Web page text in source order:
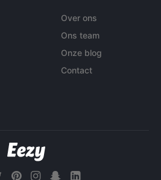
Over ons
Ons team
Onze blog
Contact